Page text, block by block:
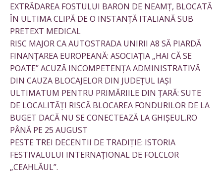
EXTRĂDAREA FOSTULUI BARON DE NEAMȚ, BLOCATĂ
ÎN ULTIMA CLIPĂ DE O INSTANȚĂ ITALIANĂ SUB
PRETEXT MEDICAL
RISC MAJOR CA AUTOSTRADA UNIRII A8 SĂ PIARDĂ
FINANȚAREA EUROPEANĂ: ASOCIAȚIA „HAI CĂ SE
POATE” ACUZĂ INCOMPETENȚA ADMINISTRATIVĂ
DIN CAUZA BLOCAJELOR DIN JUDEȚUL IAȘI
ULTIMATUM PENTRU PRIMĂRIILE DIN ȚARĂ: SUTE
DE LOCALITĂȚI RISCĂ BLOCAREA FONDURILOR DE LA
BUGET DACĂ NU SE CONECTEAZĂ LA GHIȘEUL.RO
PÂNĂ PE 25 AUGUST
PESTE TREI DECENTII DE TRADIȚIE: ISTORIA
FESTIVALULUI INTERNAȚIONAL DE FOLCLOR
„CEAHLĂUL”.